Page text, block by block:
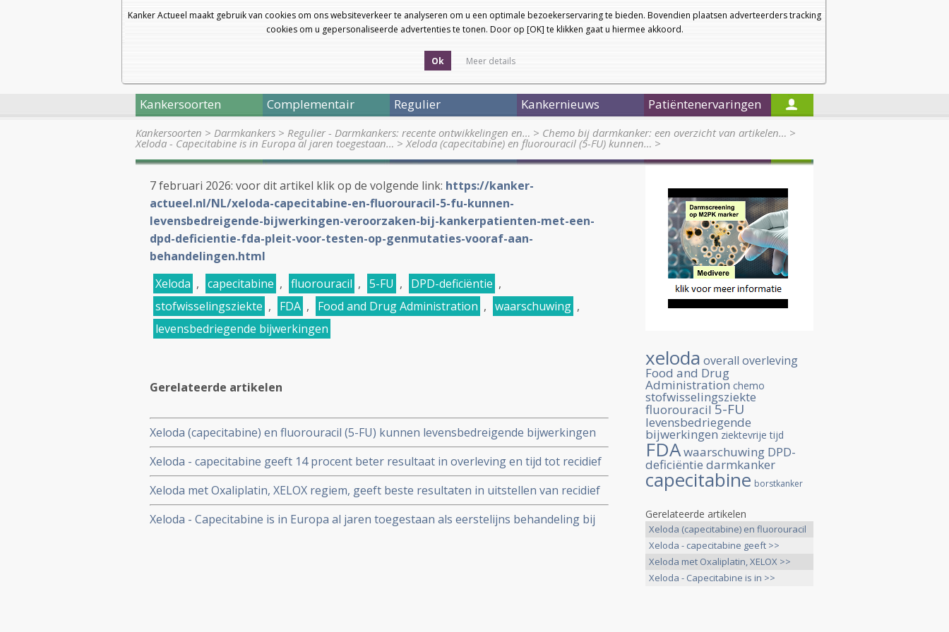
Kanker Actueel maakt gebruik van cookies om ons websiteverkeer te analyseren om u een optimale bezoekerservaring te bieden. Bovendien plaatsen adverteerders tracking
cookies om u gepersonaliseerde advertenties te tonen. Door op [OK] te klikken gaat u hiermee akkoord.
Ok Meer details
a
a
Nieuwsbrief
Startpagina
Kankersoorten Complementair Regulier Kankernieuws Patiëntenervaringen
Kankersoorten > Darmkankers > Regulier - Darmkankers: recente ontwikkelingen en… > Chemo bij darmkanker: een overzicht van artikelen… >
Xeloda - Capecitabine is in Europa al jaren toegestaan… >Xeloda (capecitabine) en fluorouracil (5-FU) kunnen… >
7 februari 2026: voor dit artikel klik op de volgende link: https://kanker-
actueel.nl/NL/xeloda-capecitabine-en-fluorouracil-5-fu-kunnen-
levensbedreigende-bijwerkingen-veroorzaken-bij-kankerpatienten-met-een-
dpd-deficientie-fda-pleit-voor-testen-op-genmutaties-vooraf-aan-
behandelingen.html
Xeloda , capecitabine , fluorouracil , 5-FU , DPD-deficiëntie ,
stofwisselingsziekte , FDA , Food and Drug Administration , waarschuwing ,
levensbedriegende bijwerkingen
Gerelateerde artikelen
Xeloda (capecitabine) en fluorouracil (5-FU) kunnen levensbedreigende bijwerkingen
veroorzaken bij kankerpatienten met een DPD-deficiëntie. FDA pleit voor testen op
genmutaties vooraf aan behandelingen.
Xeloda - capecitabine geeft 14 procent beter resultaat in overleving en tijd tot recidief
bij darmkankerpatiënten na operatie in vergelijking met chemo per infuus.
Xeloda met Oxaliplatin, XELOX regiem, geeft beste resultaten in uitstellen van recidief
en geeft 20% meer en langere ziektevrije tijd in vergelijking met alleen intraveneus
FA/FO regiem bij darmkanker stadium III
Xeloda - Capecitabine is in Europa al jaren toegestaan als eerstelijns behandeling bij
xeloda overall overleving
Food and Drug
Administration chemo
stofwisselingsziekte
fluorouracil 5-FU
levensbedriegende
bijwerkingen ziektevrije tijd
FDAwaarschuwing DPD-
deficiëntie darmkanker
capecitabine borstkanker
Gerelateerde artikelen
Xeloda (capecitabine) en fluorouracil
>>
Xeloda - capecitabine geeft >>
Xeloda met Oxaliplatin, XELOX >>
Xeloda - Capecitabine is in >>